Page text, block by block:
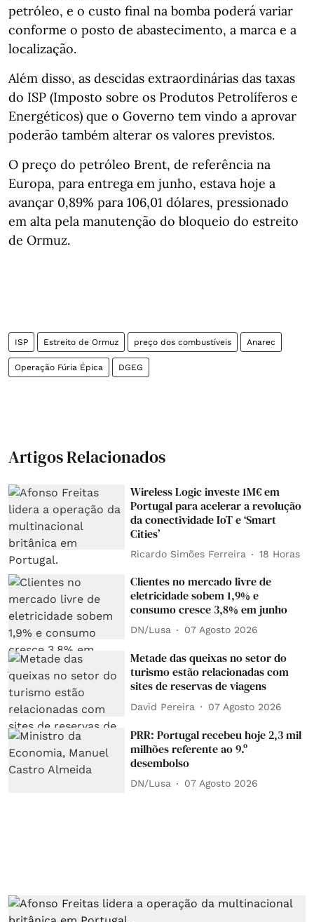
petróleo, e o custo final na bomba poderá variar
conforme o posto de abastecimento, a marca e a
localização.
Além disso, as descidas extraordinárias das taxas
do ISP (Imposto sobre os Produtos Petrolíferos e
Energéticos) que o Governo tem vindo a aprovar
poderão também alterar os valores previstos.
O preço do petróleo Brent, de referência na
Europa, para entrega em junho, estava hoje a
avançar 0,89% para 106,01 dólares, pressionado
em alta pela manutenção do bloqueio do estreito
de Ormuz.
ISP Estreito de Ormuz preço dos combustíveis Anarec
Operação Fúria Épica DGEG
Artigos Relacionados
Wireless Logic investe 1M€ em
Portugal para acelerar a revolução
da conectividade IoT e ‘Smart
Cities’
Ricardo Simões Ferreira 18 Horas
Clientes no mercado livre de
eletricidade sobem 1,9% e
consumo cresce 3,8% em junho
DN/Lusa 07 Agosto 2026
Metade das queixas no setor do
turismo estão relacionadas com
sites de reservas de viagens
David Pereira 07 Agosto 2026
PRR: Portugal recebeu hoje 2,3 mil
milhões referente ao 9.º
desembolso
DN/Lusa 07 Agosto 2026